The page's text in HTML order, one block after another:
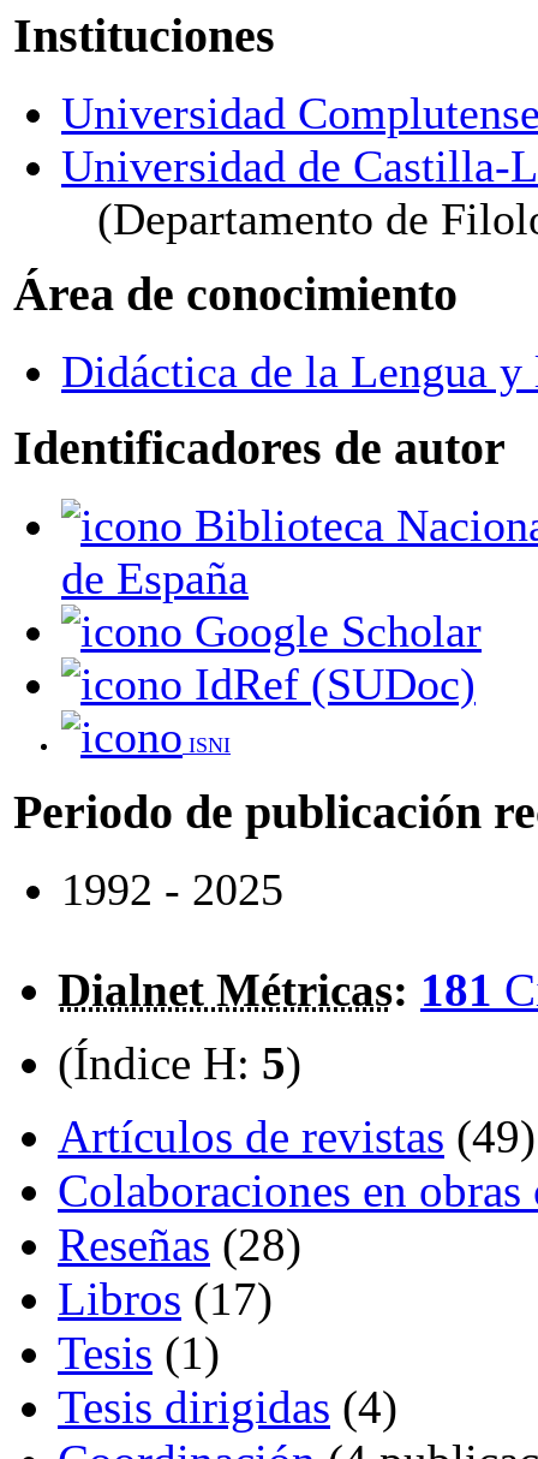
Instituciones
Universidad
Universidad de Castilla-
(Departamento de
Área de conocimiento
Didáctica de la Lengua
Identificadores de autor
de España
Google Scholar
IdRef (SUDoc)
ISNI
Periodo de publicación
1992 - 2025
Dialnet Métricas: 181
(Índice H: 5)
Artículos de revistas (49)
Colaboraciones en
Reseñas (28)
Libros (17)
Tesis (1)
Tesis dirigidas (4)